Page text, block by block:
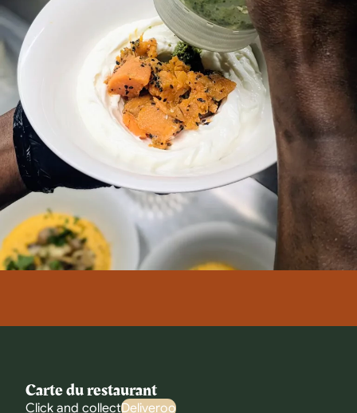
Carte du restaurant
Click and collectDeliveroo